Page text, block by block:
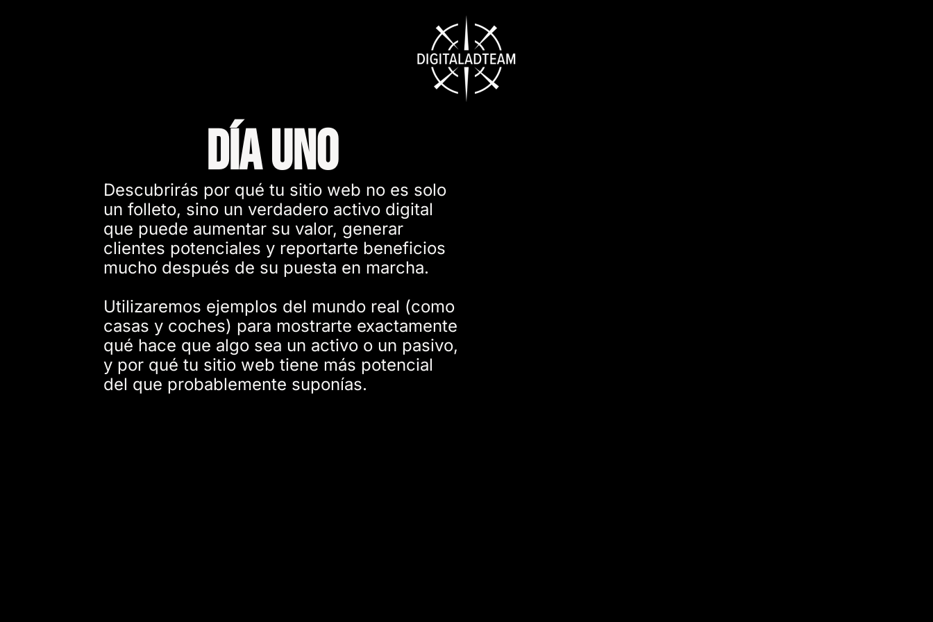
Día uno
Descubrirás por qué tu sitio web no es solo
un folleto, sino un verdadero activo digital
que puede aumentar su valor, generar
clientes potenciales y reportarte beneficios
mucho después de su puesta en marcha.
Utilizaremos ejemplos del mundo real (como
casas y coches) para mostrarte exactamente
qué hace que algo sea un activo o un pasivo,
y por qué tu sitio web tiene más potencial
del que probablemente suponías.